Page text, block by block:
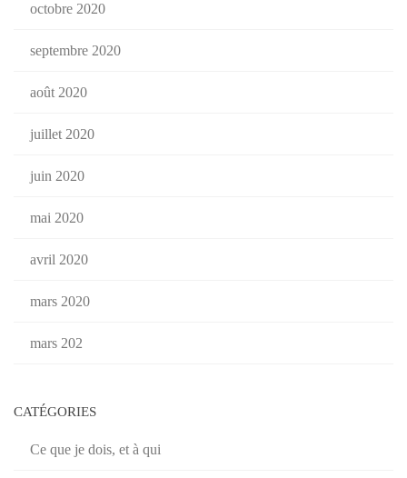
octobre 2020
septembre 2020
août 2020
juillet 2020
juin 2020
mai 2020
avril 2020
mars 2020
mars 202
CATÉGORIES
Ce que je dois, et à qui